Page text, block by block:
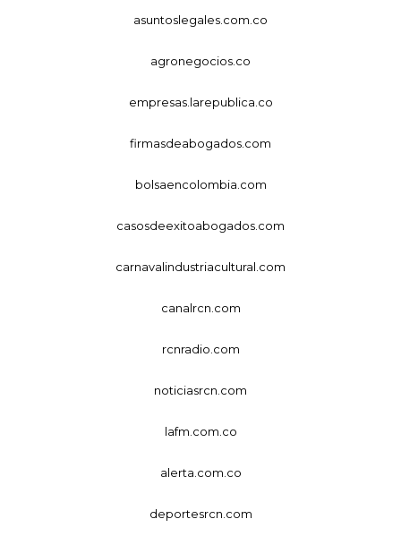
asuntoslegales.com.co
agronegocios.co
empresas.larepublica.co
firmasdeabogados.com
bolsaencolombia.com
casosdeexitoabogados.com
carnavalindustriacultural.com
canalrcn.com
rcnradio.com
noticiasrcn.com
lafm.com.co
alerta.com.co
deportesrcn.com